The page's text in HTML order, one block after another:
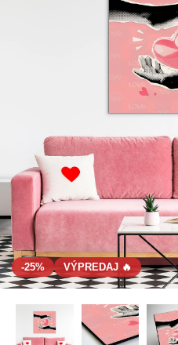
-25% VÝPREDAJ 🔥